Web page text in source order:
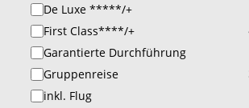
De Luxe *****/+
First Class****/+
Garantierte Durchführung
Gruppenreise
inkl. Flug